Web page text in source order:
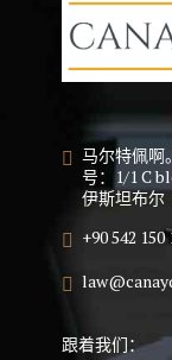
马尔特佩啊
号：1/1 C
伊斯坦布尔
+90 542 150
跟着我们：